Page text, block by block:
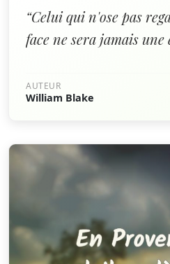
“Celui qui n'ose pas
face ne sera jamais une
AUTEUR
William Blake